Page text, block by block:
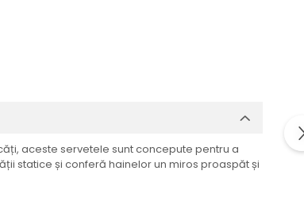
aceste servetele sunt concepute pentru a
statice și conferă hainelor un miros proaspăt și